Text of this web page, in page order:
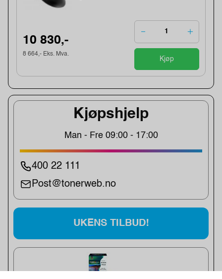
Kjøpshjelp
Man - Fre 09:00 - 17:00
400 22 111
Post@tonerweb.no
UKENS TILBUD!
10 830,-
8 664,- Eks. Mva.
Kjøp